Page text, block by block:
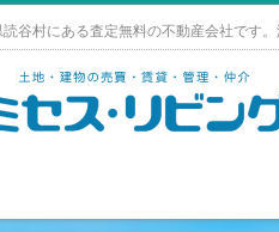
谷村にある査定無料の不動産会社です